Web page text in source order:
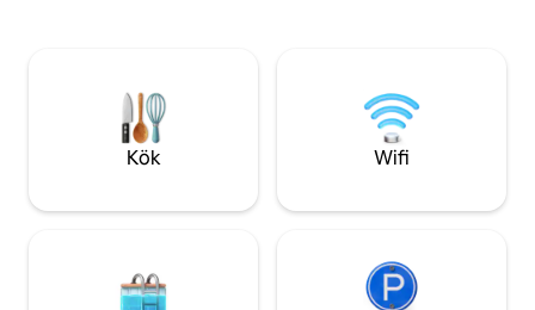
arbetsyta och två rymliga uteplatser.
Utforska närliggande Pinery Park, Grand
Bend Beach, Ipperwash Beach och
mycket mer!Kök Wifi